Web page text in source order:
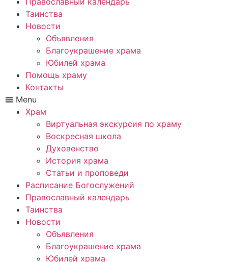
Таинства
Новости
Объявления
Благоукрашение храма
Юбилей храма
Помощь храму
Контакты
Menu
Храм
Виртуальная экскурсия по храму
Воскресная школа
Духовенство
История храма
Статьи и проповеди
Расписание Богослужений
Православный календарь
Таинства
Новости
Объявления
Благоукрашение храма
Юбилей храма